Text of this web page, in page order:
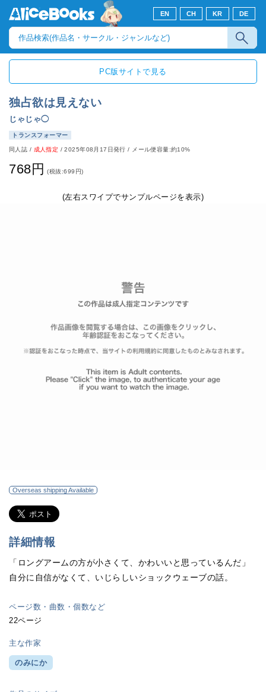
EN CH KR DE
PC版サイトで見る
独占欲は見えない
じゃじゃ◯
トランスフォーマー
同人誌 / 成人指定 /2025年08月17日発行 / メール便容量:約10%
768円 (税抜:699円)
(左右スワイプでサンプルページを表示)
Overseas shipping Available
詳細情報
「ロングアームの方が小さくて、かわいいと思っているんだ」
自分に自信がなくて、いじらしいショックウェーブの話。
ページ数・曲数・個数など
22ページ
主な作家
のみにか